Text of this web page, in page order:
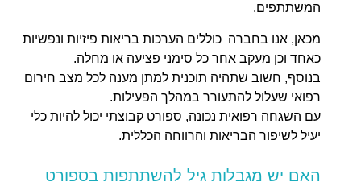
המשתתפים.
מכאן, אנו בחברה כוללים הערכות בריאות פיזיות ונפשיות
כאחד וכן מעקב אחר כל סימני פציעה או מחלה.
בנוסף, חשוב שתהיה תוכנית למתן מענה לכל מצב חירום
רפואי שעלול להתעורר במהלך הפעילות.
עם השגחה רפואית נכונה, ספורט קבוצתי יכול להיות כלי
יעיל לשיפור הבריאות והרווחה הכללית.
האם יש מגבלות גיל להשתתפות בספורט